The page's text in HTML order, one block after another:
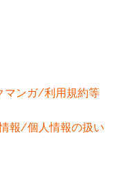
マンガ/利用規約等
報/個人情報の扱い